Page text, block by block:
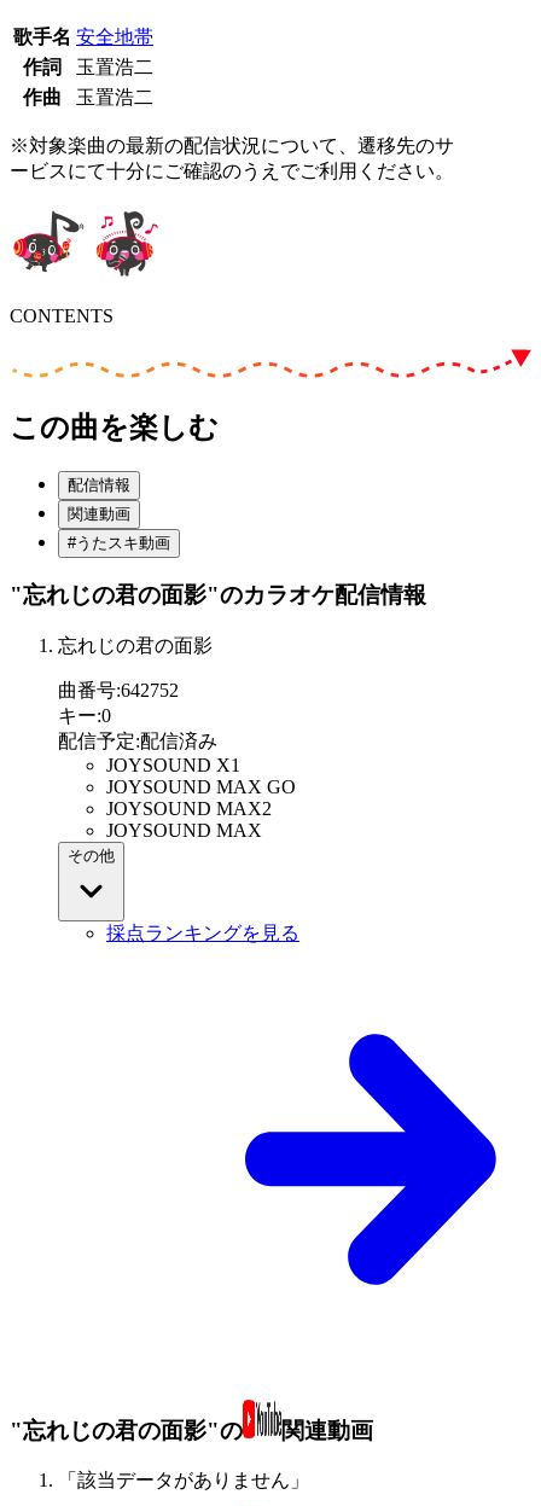
歌手名 安全地帯
作詞
玉置浩二
作曲
玉置浩二
※対象楽曲の最新の配信状況について、遷移先のサ
ービスにて十分にご確認のうえでご利用ください。
CONTENTS
この曲を楽しむ
配信情報
関連動画
#うたスキ動画
"忘れじの君の面影"のカラオケ配信情報
忘れじの君の面影
曲番号:642752
キー:0
配信予定:配信済み
JOYSOUND X1
JOYSOUND MAX GO
JOYSOUND MAX2
JOYSOUND MAX
その他
採点ランキングを見る
"忘れじの君の面影"の 関連動画
「該当データがありません」